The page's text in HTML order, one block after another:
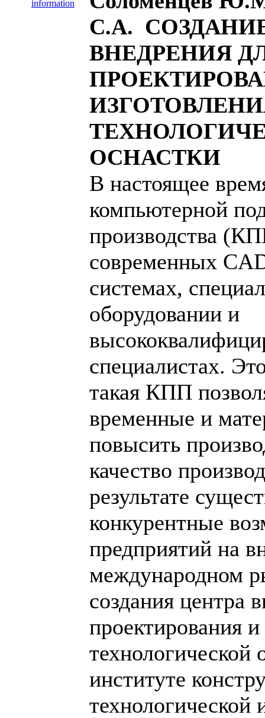
information
С.А.
ВНЕДРЕНИЯ
ОСНАСТКИ
В настоящее
компьютерной
производства
современных
системах,
оборудовании и
специалистах.
такая КПП
временные и
повысить
качество
результате
конкурентные
предприятий на
международном
создания центра
проектирования и
институте
технологической